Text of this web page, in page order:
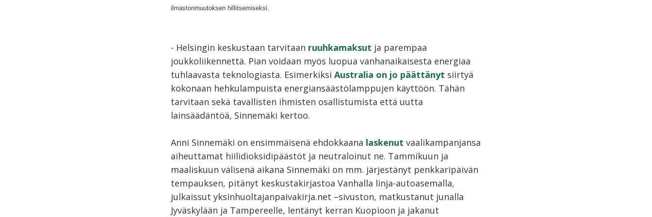
ilmastonmuutoksen hillitsemiseksi.
- Helsingin keskustaan tarvitaan ruuhkamaksut ja parempaa
joukkoliikennettä. Pian voidaan myös luopua vanhanaikaisesta energiaa
tuhlaavasta teknologiasta. Esimerkiksi Australia on jo päättänyt siirtyä
kokonaan hehkulampuista energiansäästölamppujen käyttöön. Tähän
tarvitaan sekä tavallisten ihmisten osallistumista että uutta
lainsäädäntöä, Sinnemäki kertoo.
Anni Sinnemäki on ensimmäisenä ehdokkaana laskenut vaalikampanjansa
aiheuttamat hiilidioksidipäästöt ja neutraloinut ne. Tammikuun ja
maaliskuun välisenä aikana Sinnemäki on mm. järjestänyt penkkaripäivän
tempauksen, pitänyt keskustakirjastoa Vanhalla linja-autoasemalla,
julkaissut yksinhuoltajanpaivakirja.net –sivuston, matkustanut junalla
Jyväskylään ja Tampereelle, lentänyt kerran Kuopioon ja jakanut